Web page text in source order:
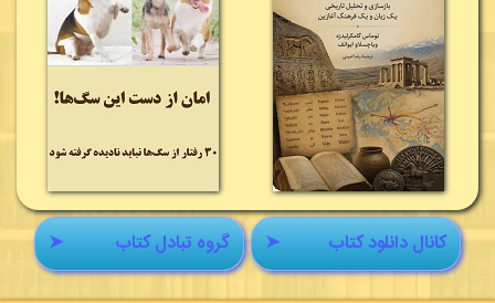
➤ گروه تبادل کتاب ➤ کانال دانلود کتاب